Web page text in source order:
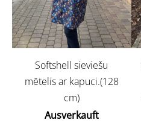
Softshell sieviešu
mētelis ar kapuci.(128
cm)
Ausverkauft